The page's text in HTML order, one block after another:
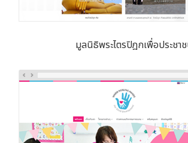
มูลนิธิพระไตรปิฎกเพื่อประชา